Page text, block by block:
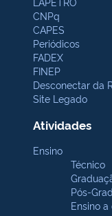
CNPq
CAPES
Periódicos
FADEX
FINEP
Desconectar da
Site Legado
Atividades
Ensino
Técnico
Pós-
Ensino